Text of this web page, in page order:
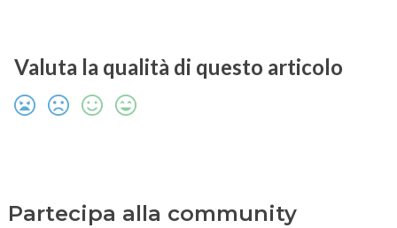
Valuta la qualità di questo articolo
Partecipa alla community